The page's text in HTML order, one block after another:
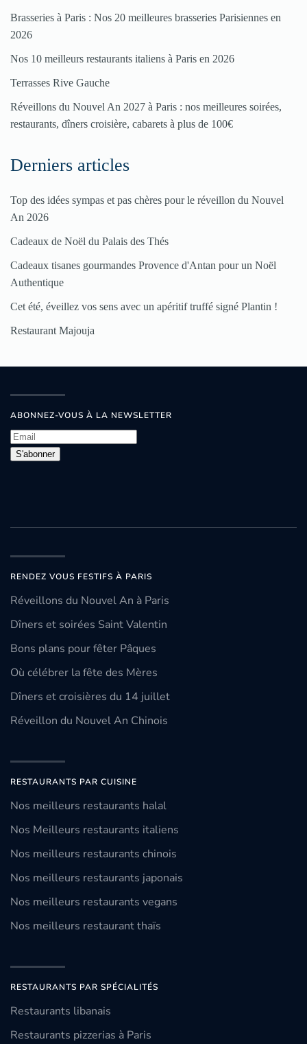
votre
Cliquez
Brasseries à Paris : Nos 20 meilleures brasseries Parisiennes en
2026
Nos 10 meilleurs restaurants italiens à Paris en 2026
Terrasses Rive Gauche
Réveillons du Nouvel An 2027 à Paris : nos meilleures soirées,
restaurants, dîners croisière, cabarets à plus de 100€
Derniers articles
Top des idées sympas et pas chères pour le réveillon du Nouvel
An 2026
Cadeaux de Noël du Palais des Thés
Cadeaux tisanes gourmandes Provence d'Antan pour un Noël
Authentique
Cet été, éveillez vos sens avec un apéritif truffé signé Plantin !
Restaurant Majouja
ABONNEZ-VOUS À LA NEWSLETTER
S'abonner
RENDEZ VOUS FESTIFS À PARIS
Réveillons du Nouvel An à Paris
Dîners et soirées Saint Valentin
Bons plans pour fêter Pâques
Où célébrer la fête des Mères
Dîners et croisières du 14 juillet
Réveillon du Nouvel An Chinois
RESTAURANTS PAR CUISINE
Nos meilleurs restaurants halal
Nos Meilleurs restaurants italiens
Nos meilleurs restaurants chinois
Nos meilleurs restaurants japonais
Nos meilleurs restaurants vegans
Nos meilleurs restaurant thaïs
RESTAURANTS PAR SPÉCIALITÉS
Restaurants libanais
Restaurants pizzerias à Paris